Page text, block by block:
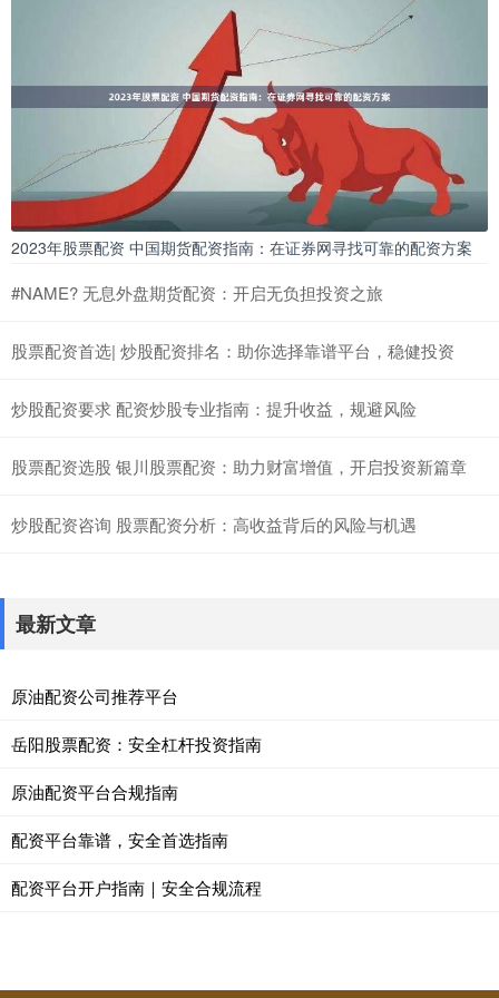
2023年股票配资 中国期货配资指南：在证券网寻找可靠的配资方案
#NAME? 无息外盘期货配资：开启无负担投资之旅
股票配资首选| 炒股配资排名：助你选择靠谱平台，稳健投资
炒股配资要求 配资炒股专业指南：提升收益，规避风险
股票配资选股 银川股票配资：助力财富增值，开启投资新篇章
炒股配资咨询 股票配资分析：高收益背后的风险与机遇
最新文章
原油配资公司推荐平台
岳阳股票配资：安全杠杆投资指南
原油配资平台合规指南
配资平台靠谱，安全首选指南
配资平台开户指南｜安全合规流程